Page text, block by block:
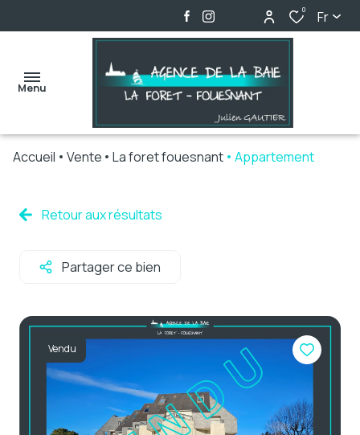
0 Fr
Menu
ventes
e-mail
Accueil Vente La foret fouesnant Appartement
Retour aux résultats
Partager ce bien
Vendu